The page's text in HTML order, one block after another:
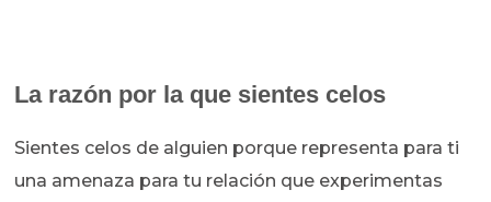
La razón por la que sientes celos
Sientes celos de alguien porque representa para ti
una amenaza para tu relación que experimentas